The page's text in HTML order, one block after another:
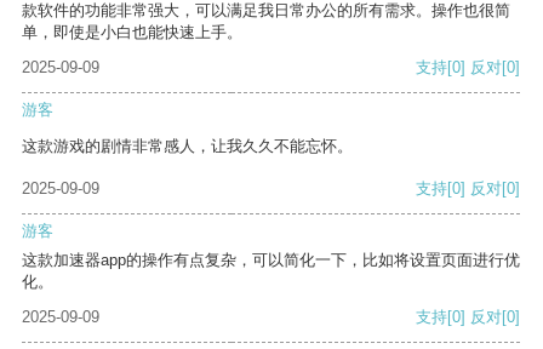
款软件的功能非常强大，可以满足我日常办公的所有需求。操作也很简
单，即使是小白也能快速上手。
2025-09-09
支持[0] 反对[0]
游客
这款游戏的剧情非常感人，让我久久不能忘怀。
2025-09-09 支持[0] 反对[0]
游客
这款加速器app的操作有点复杂，可以简化一下，比如将设置页面进行优
化。
2025-09-09
支持[0] 反对[0]